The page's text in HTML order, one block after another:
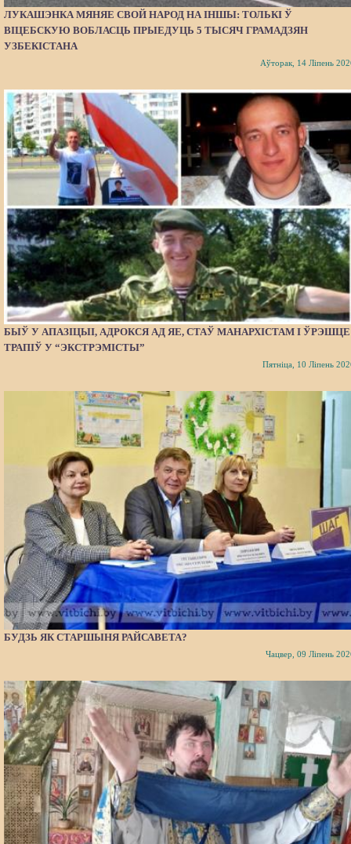
ЛУКАШЭНКА МЯНЯЕ СВОЙ НАРОД НА ІНШЫ: ТОЛЬКІ Ў
ВІЦЕБСКУЮ ВОБЛАСЦЬ ПРЫЕДУЦЬ 5 ТЫСЯЧ ГРАМАДЗЯН
УЗБЕКІСТАНА
Аўторак, 14 Ліпень
БЫЎ У АПАЗІЦЫІ, АДРОКСЯ АД ЯЕ, СТАЎ МАНАРХІСТАМ І ЎРЭШЦЕ
ТРАПІЎ У “ЭКСТРЭМІСТЫ”
Пятніца, 10 Ліпень
БУДЗЬ ЯК СТАРШЫНЯ РАЙСАВЕТА?
Чацвер, 09 Ліпень